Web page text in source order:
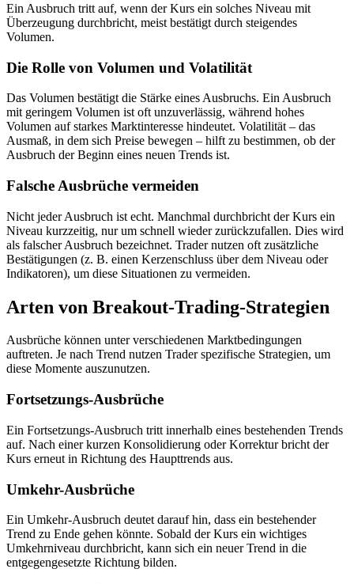
Ein Ausbruch tritt auf, wenn der Kurs ein solches Niveau mit
Überzeugung durchbricht, meist bestätigt durch steigendes
Volumen.
Die Rolle von Volumen und Volatilität
Das Volumen bestätigt die Stärke eines Ausbruchs. Ein Ausbruch
mit geringem Volumen ist oft unzuverlässig, während hohes
Volumen auf starkes Marktinteresse hindeutet. Volatilität – das
Ausmaß, in dem sich Preise bewegen – hilft zu bestimmen, ob der
Ausbruch der Beginn eines neuen Trends ist.
Falsche Ausbrüche vermeiden
Nicht jeder Ausbruch ist echt. Manchmal durchbricht der Kurs ein
Niveau kurzzeitig, nur um schnell wieder zurückzufallen. Dies wird
als falscher Ausbruch bezeichnet. Trader nutzen oft zusätzliche
Bestätigungen (z. B. einen Kerzenschluss über dem Niveau oder
Indikatoren), um diese Situationen zu vermeiden.
Arten von Breakout-Trading-Strategien
Ausbrüche können unter verschiedenen Marktbedingungen
auftreten. Je nach Trend nutzen Trader spezifische Strategien, um
diese Momente auszunutzen.
Fortsetzungs-Ausbrüche
Ein Fortsetzungs-Ausbruch tritt innerhalb eines bestehenden Trends
auf. Nach einer kurzen Konsolidierung oder Korrektur bricht der
Kurs erneut in Richtung des Haupttrends aus.
Umkehr-Ausbrüche
Ein Umkehr-Ausbruch deutet darauf hin, dass ein bestehender
Trend zu Ende gehen könnte. Sobald der Kurs ein wichtiges
Umkehrniveau durchbricht, kann sich ein neuer Trend in die
entgegengesetzte Richtung bilden.